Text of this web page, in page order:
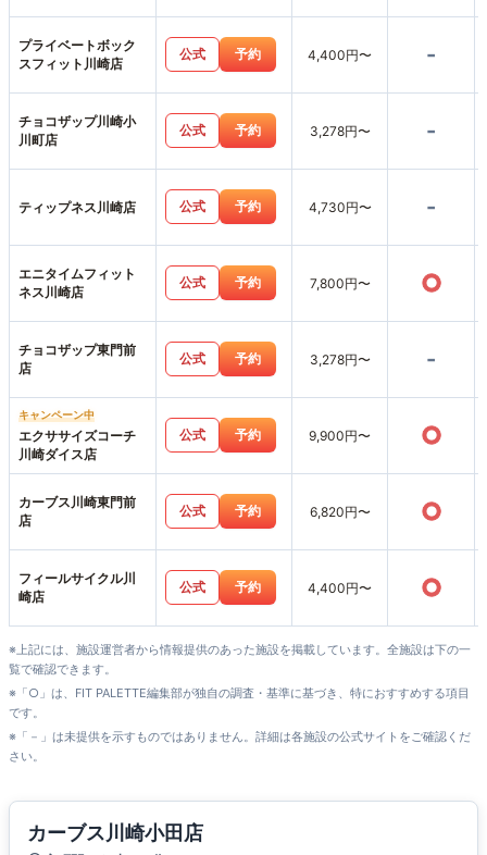
プライベートボック
スフィット川崎店
公式 予約 4,400円〜 -
チョコザップ川崎小
川町店
公式 予約 3,278円〜 -
ティップネス川崎店 公式 予約 4,730円〜 -
エニタイムフィット
ネス川崎店
公式 予約 7,800円〜 ○
チョコザップ東門前
店
公式 予約 3,278円〜 -
キャンペーン中
エクササイズコーチ
川崎ダイス店
公式 予約 9,900円〜 ○
カーブス川崎東門前
店
公式 予約 6,820円〜 ○
フィールサイクル川
崎店
公式 予約 4,400円〜 ○
※上記には、施設運営者から情報提供のあった施設を掲載しています。全施設は下の一
覧で確認できます。
※「○」は、FIT PALETTE編集部が独自の調査・基準に基づき、特におすすめする項目
です。
※「－」は未提供を示すものではありません。詳細は各施設の公式サイトをご確認くだ
さい。
カーブス川崎小田店